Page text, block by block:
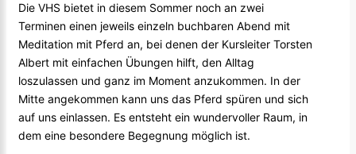
Die VHS bietet in diesem Sommer noch an zwei
Terminen einen jeweils einzeln buchbaren Abend mit
Meditation mit Pferd an, bei denen der Kursleiter Torsten
Albert mit einfachen Übungen hilft, den Alltag
loszulassen und ganz im Moment anzukommen. In der
Mitte angekommen kann uns das Pferd spüren und sich
auf uns einlassen. Es entsteht ein wundervoller Raum, in
dem eine besondere Begegnung möglich ist.